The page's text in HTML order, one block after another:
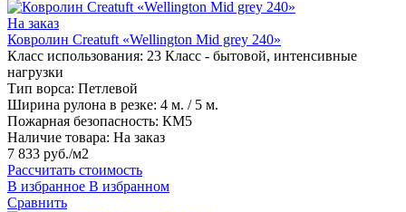
На заказ
Ковролин Creatuft «Wellington Mid grey 240»
Класс использования: 23 Класс - бытовой, интенсивные
нагрузки
Тип ворса: Петлевой
Ширина рулона в резке: 4 м. / 5 м.
Пожарная безопасность: КМ5
Наличие товара: На заказ
7 833 руб./м2
Рассчитать стоимость
В избранное В избранном
Сравнить